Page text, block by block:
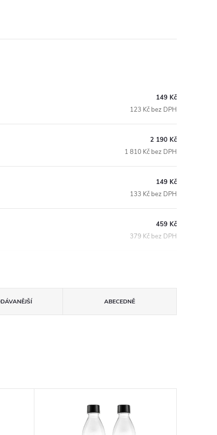
149 Kč
123 Kč bez DPH
2 190 Kč
1 810 Kč bez DPH
149 Kč
133 Kč bez DPH
459 Kč
379 Kč bez DPH
ABECEDNĚ